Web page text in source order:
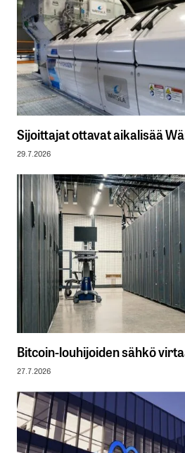
Sijoittajat ottavat aikalisää
29.7.2026
Bitcoin-louhijoiden sähkö
27.7.2026